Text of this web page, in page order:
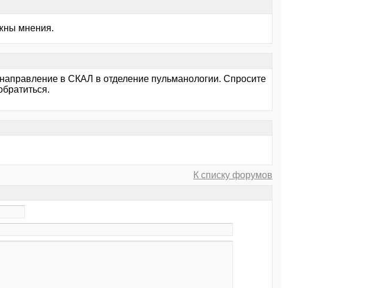
мнения.
в СКАЛ в отделение пульманологии. Спросите
К списку форумов